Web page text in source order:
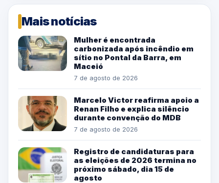
Mais notícias
Mulher é encontrada
carbonizada após incêndio em
sítio no Pontal da Barra, em
Maceió
7 de agosto de 2026
Marcelo Victor reafirma apoio a
Renan Filho e explica silêncio
durante convenção do MDB
7 de agosto de 2026
Registro de candidaturas para
as eleições de 2026 termina no
próximo sábado, dia 15 de
agosto